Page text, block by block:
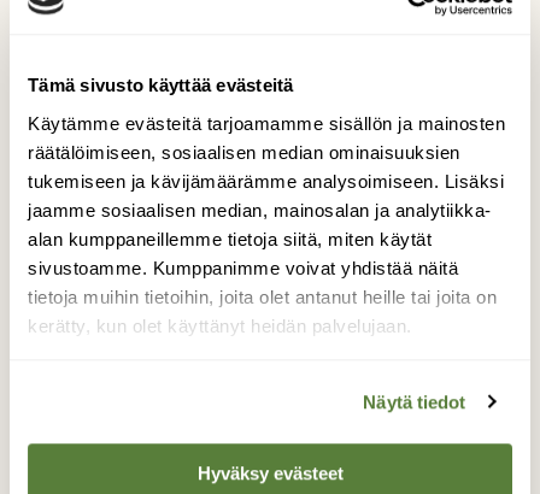
Tämä sivusto käyttää evästeitä
Käytämme evästeitä tarjoamamme sisällön ja mainosten
räätälöimiseen, sosiaalisen median ominaisuuksien
tukemiseen ja kävijämäärämme analysoimiseen. Lisäksi
jaamme sosiaalisen median, mainosalan ja analytiikka-
alan kumppaneillemme tietoja siitä, miten käytät
sivustoamme. Kumppanimme voivat yhdistää näitä
tietoja muihin tietoihin, joita olet antanut heille tai joita on
kerätty, kun olet käyttänyt heidän palvelujaan.
Näytä tiedot
Hyväksy evästeet
Sinistäkin sinisemmät
Sinivuokot kukkivat juuri nyt metsissä.
Sinistäkin sinisemmät mättäät
Valokuvaaja: Irja Lehtinen, Lempäälä 18.4.2020